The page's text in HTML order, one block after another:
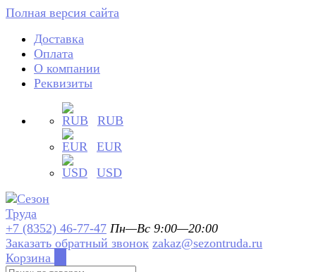
Полная версия сайта
Доставка
Оплата
О компании
Реквизиты
RUB
EUR
USD
+7 (8352) 46-77-47 Пн—Вс 9:00—20:00
Заказать обратный звонок zakaz@sezontruda.ru
Корзина